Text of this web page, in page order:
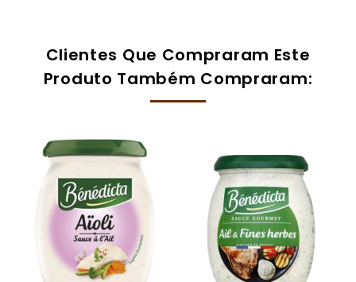
Clientes Que Compraram Este
Produto Também Compraram: